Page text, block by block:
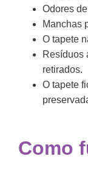
Odores
Manchas
O tapete
Resíduos
retirados.
O tapete
Como